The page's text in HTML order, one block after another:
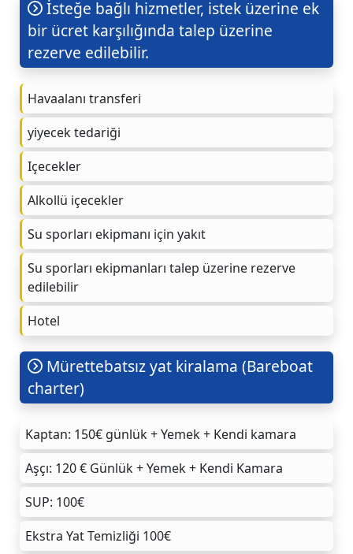
İsteğe bağlı hizmetler, istek üzerine ek
bir ücret karşılığında talep üzerine
rezerve edilebilir.
Havaalanı transferi
yiyecek tedariği
Içecekler
Alkollü içecekler
Su sporları ekipmanı için yakıt
Su sporları ekipmanları talep üzerine rezerve
edilebilir
Hotel
Mürettebatsız yat kiralama (Bareboat
charter)
Kaptan: 150€ günlük + Yemek + Kendi kamara
Aşçı: 120 € Günlük + Yemek + Kendi Kamara
SUP: 100€
Ekstra Yat Temizliği 100€